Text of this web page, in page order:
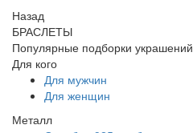
Назад
БРАСЛЕТЫ
Популярные подборки украшений
Для кого
Для мужчин
Для женщин
Металл